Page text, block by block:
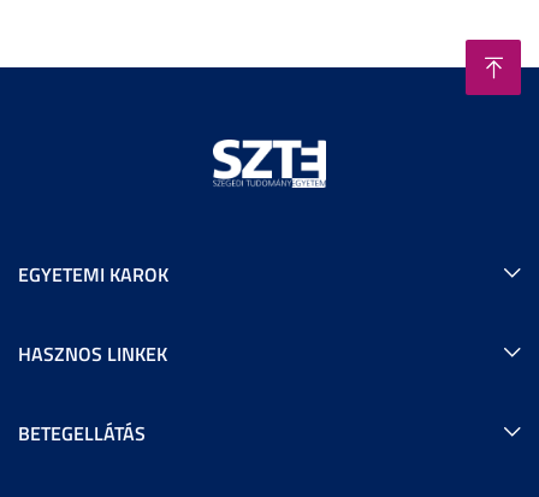
EGYETEMI KAROK
HASZNOS LINKEK
BETEGELLÁTÁS